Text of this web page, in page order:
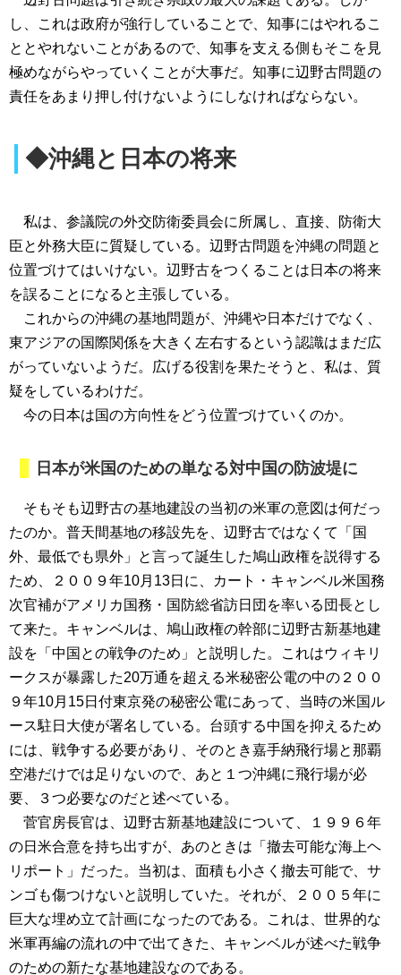
し、これは政府が強行していることで、知事にはやれるこ
ととやれないことがあるので、知事を支える側もそこを見
極めながらやっていくことが大事だ。知事に辺野古問題の
責任をあまり押し付けないようにしなければならない。
◆沖縄と日本の将来
私は、参議院の外交防衛委員会に所属し、直接、防衛大
臣と外務大臣に質疑している。辺野古問題を沖縄の問題と
位置づけてはいけない。辺野古をつくることは日本の将来
を誤ることになると主張している。
これからの沖縄の基地問題が、沖縄や日本だけでなく、
東アジアの国際関係を大きく左右するという認識はまだ広
がっていないようだ。広げる役割を果たそうと、私は、質
疑をしているわけだ。
今の日本は国の方向性をどう位置づけていくのか。
日本が米国のための単なる対中国の防波堤に
そもそも辺野古の基地建設の当初の米軍の意図は何だっ
たのか。普天間基地の移設先を、辺野古ではなくて「国
外、最低でも県外」と言って誕生した鳩山政権を説得する
ため、２００９年10月13日に、カート・キャンベル米国務
次官補がアメリカ国務・国防総省訪日団を率いる団長とし
て来た。キャンベルは、鳩山政権の幹部に辺野古新基地建
設を「中国との戦争のため」と説明した。これはウィキリ
ークスが暴露した20万通を超える米秘密公電の中の２００
９年10月15日付東京発の秘密公電にあって、当時の米国ル
ース駐日大使が署名している。台頭する中国を抑えるため
には、戦争する必要があり、そのとき嘉手納飛行場と那覇
空港だけでは足りないので、あと１つ沖縄に飛行場が必
要、３つ必要なのだと述べている。
菅官房長官は、辺野古新基地建設について、１９９６年
の日米合意を持ち出すが、あのときは「撤去可能な海上ヘ
リポート」だった。当初は、面積も小さく撤去可能で、サ
ンゴも傷つけないと説明していた。それが、２００５年に
巨大な埋め立て計画になったのである。これは、世界的な
米軍再編の流れの中で出てきた、キャンベルが述べた戦争
のための新たな基地建設なのである。